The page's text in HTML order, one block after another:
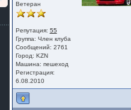
Ветеран
Репутация: 55
Группа: Член клуба
Сообщений: 2761
Город: KZN
Машина: пешеход
Регистрация:
6.08.2010